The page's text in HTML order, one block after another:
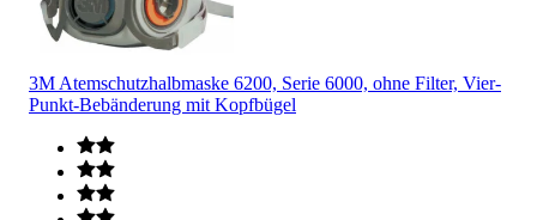
3M Atemschutzhalbmaske 6200, Serie 6000, ohne Filter, Vier-
Punkt-Bebänderung mit Kopfbügel